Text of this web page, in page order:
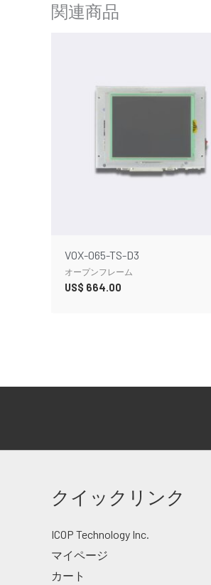
関連商品
VOX-065-TS-D3
オープンフレーム
US$ 664.00
クイックリンク
ICOP Technology Inc.
マイページ
カート